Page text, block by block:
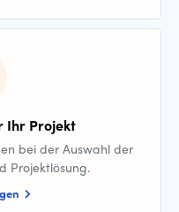
Ihr Projekt
bei der Auswahl der
Projektlösung.